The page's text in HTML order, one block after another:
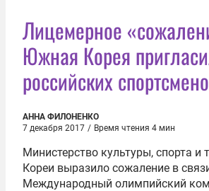
Лицемерное
Южная Корея
российских
АННА ФИЛОНЕНКО
7 декабря 2017 / Время чтения 4 мин
Министерство культуры, спорта
Кореи выразило сожаление в
Международный олимпийский